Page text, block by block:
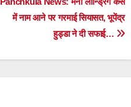
में नाम आने पर गरमाई सियासत, भूपेंद्र
हुड्डा ने दी सफाई…